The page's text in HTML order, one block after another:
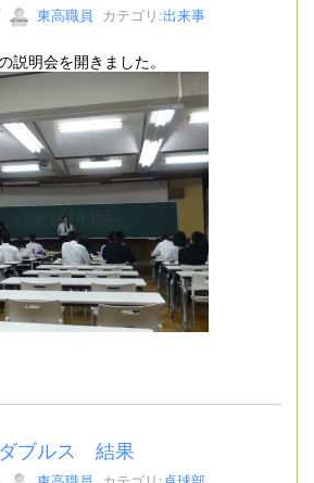
東高職員 カテゴリ:出来事
説明会を開きました。
ブルス 結果